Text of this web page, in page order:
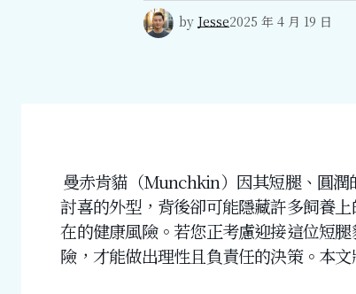
by Jesse2025 年 4 月 19 日
曼赤肯貓（Munchkin）因其短腿、圓
討喜的外型，背後卻可能隱藏許多飼養
在的健康風險。若您正考慮迎接這位短
險，才能做出理性且負責任的決策。本